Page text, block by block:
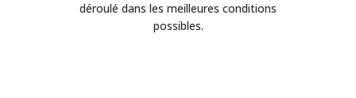
déroulé dans les meilleures conditions
possibles.